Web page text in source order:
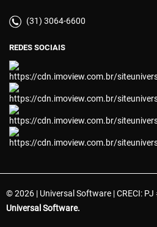
(31) 3064-6600
REDES SOCIAIS
© 2026 | Universal Software | CRECI:
Universal Software.